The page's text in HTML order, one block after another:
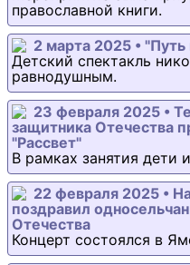
православной книги.
2 марта 2025 •
Детский спектакль
равнодушным.
23 февраля 2025 •
защитника Отечества
"Рассвет"
В рамках занятия дети
22 февраля 2025 •
поздравил
Отечества
Концерт состоялся в